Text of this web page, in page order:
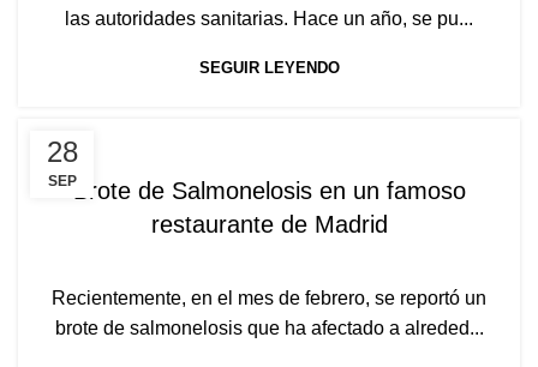
las autoridades sanitarias. Hace un año, se pu...
SEGUIR LEYENDO
28
SEPBrote de Salmonelosis en un famoso
restaurante de Madrid
Recientemente, en el mes de febrero, se reportó un
brote de salmonelosis que ha afectado a alreded...